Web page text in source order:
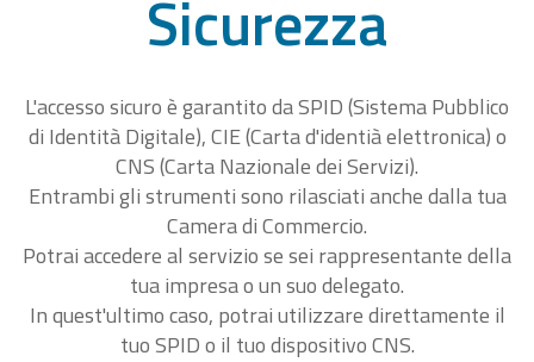
Sicurezza
L'accesso sicuro è garantito da SPID (Sistema Pubblico
di Identità Digitale), CIE (Carta d'identià elettronica) o
CNS (Carta Nazionale dei Servizi).
Entrambi gli strumenti sono rilasciati anche dalla tua
Camera di Commercio.
Potrai accedere al servizio se sei rappresentante della
tua impresa o un suo delegato.
In quest'ultimo caso, potrai utilizzare direttamente il
tuo SPID o il tuo dispositivo CNS.